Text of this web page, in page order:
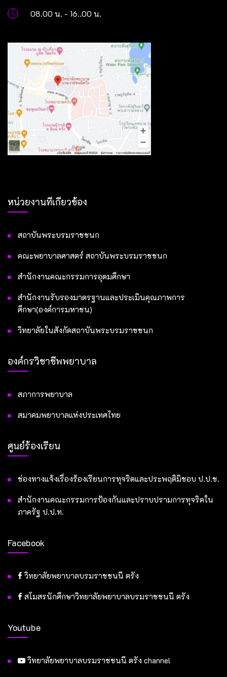
08.00 น. - 16..00 น.
หน่วยงานที่เกี่ยวข้อง
สถาบันพระบรมราชชนก
คณะพยาบาลศาสตร์ สถาบันพระบรมราชชนก
สำนักงานคณะกรรมการอุดมศึกษา
สำนักงานรับรองมาตรฐานและประเมินคุณภาพการ
ศึกษา(องค์การมหาชน)
วิทยาลัยในสังกัดสถาบันพระบรมราชชนก
องค์กรวิชาชีพพยาบาล
สภาการพยาบาล
สมาคมพยาบาลแห่งประเทศไทย
ศูนย์ร้องเรียน
ช่องทางแจ้งเรื่องร้องเรียนการทุจริตและประพฤติมิชอบ ป.ป.ช.
สำนักงานคณะกรรมการป้องกันและปราบปรามการทุจริตใน
ภาครัฐ ป.ป.ท.
Facebook
วิทยาลัยพยาบาลบรมราชชนนี ตรัง
สโมสรนักศึกษาวิทยาลัยพยาบาลบรมราชชนนี ตรัง
Youtube
วิทยาลัยพยาบาลบรมราชชนนี ตรัง channel